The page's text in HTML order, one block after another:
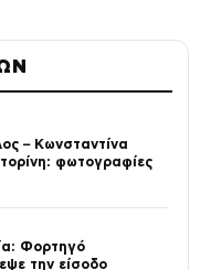
– Κωνσταντίνα
φωτογραφίες
Φορτηγό
την είσοδο